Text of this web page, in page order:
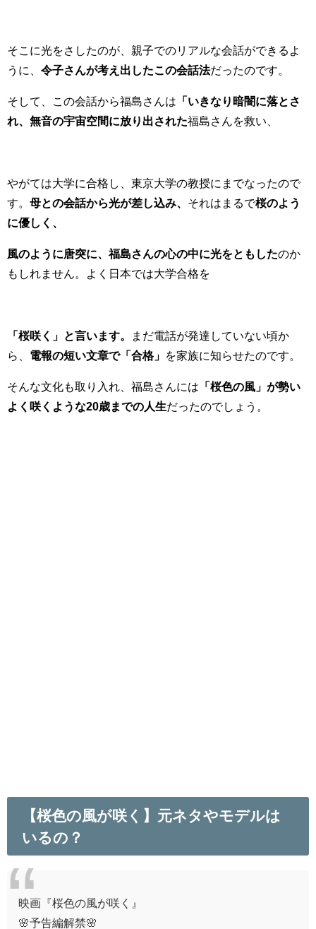
そこに光をさしたのが、親子でのリアルな会話ができるよ
うに、 令子さんが考え出したこの会話法だったのです。
そして、この会話から福島さんは 「いきなり暗闇に落とさ
れ、無音の宇宙空間に放り出された福島さんを救い、
やがては大学に合格し、東京大学の教授にまでなったので
す。 母との会話から光が差し込み、 それはまるで桜のよう
に優しく、
風のように唐突に、福島さんの心の中に光をともしたのか
もしれません。よく日本では大学合格を
「桜咲く」と言います。
まだ電話が発達していない頃か
ら、 電報の短い文章で「合格」 を家族に知らせたのです。
そんな文化も取り入れ、福島さんには 「桜色の風」が勢い
よく咲くような20歳までの人生だったのでしょう。
【桜色の風が咲く】元ネタやモデルは
いるの？
映画『桜色の風が咲く』
🌸予告編解禁🌸